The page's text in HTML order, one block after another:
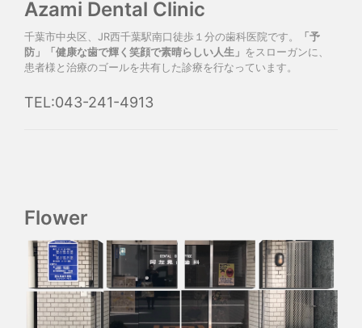
Azami Dental Clinic
千葉市中央区、JR西千葉駅南口徒歩１分の歯科医院です。
「予
防」「健康な歯で輝く笑顔で素晴らしい人生」 をスローガンに、
患者様と治療のゴールを共有した診療を行なっています。
TEL:043-241-4913
Flower